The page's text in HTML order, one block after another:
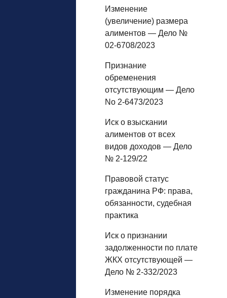
Изменение
(увеличение) размера
алиментов — Дело №
02-6708/2023
Признание
обременения
отсутствующим — Дело
No 2-6473/2023
Иск о взыскании
алиментов от всех
видов доходов — Дело
№ 2-129/22
Правовой статус
гражданина РФ: права,
обязанности, судебная
практика
Иск о признании
задолженности по плате
ЖКХ отсутствующей —
Дело № 2-332/2023
Изменение порядка